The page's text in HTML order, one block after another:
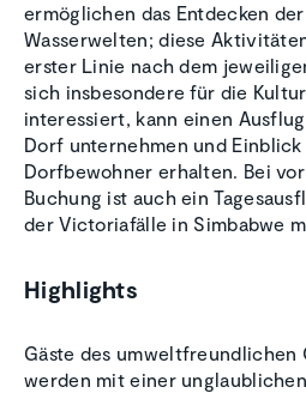
ermöglichen das Entdecken
Wasserwelten; diese
erster Linie nach dem
sich insbesondere für die
interessiert, kann einen
Dorf unternehmen und
Dorfbewohner erhalten. Bei
Buchung ist auch ein
der Victoriafälle in Simbabwe
Highlights
Gäste des umweltfreundlichen
werden mit einer